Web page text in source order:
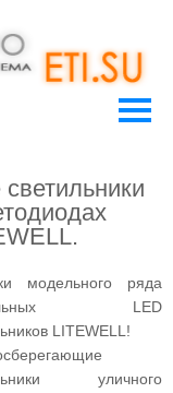
модельного ряда
LED
LITEWELL!
уличного